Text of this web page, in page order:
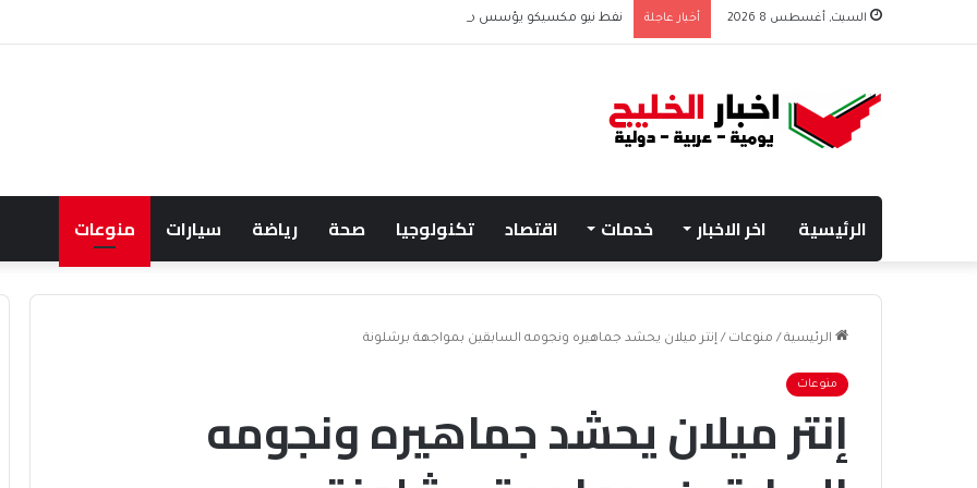
السبت, أغسطس 8 2026 أخبار عاجلة نفط نيو مكسيكو يؤسس صندوق 75 مليار دولار ويشعل جدل الإنفاق
الرئيسية اخر الاخبار خدمات اقتصاد تكنولوجيا صحة رياضة سيارات منوعات
الرئيسية / منوعات / إنتر ميلان يحشد جماهيره ونجومه السابقين بمواجهة برشلونة
منوعات
إنتر ميلان يحشد جماهيره ونجومه